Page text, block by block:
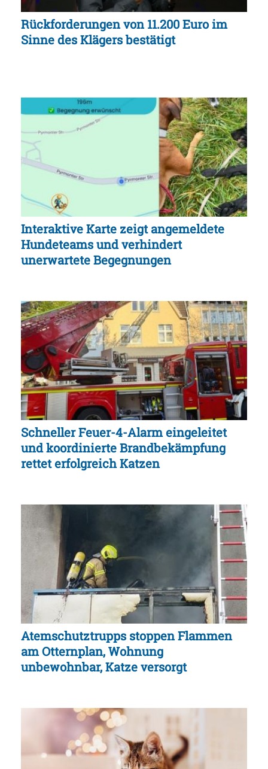
Rückforderungen von 11.200 Euro im
Sinne des Klägers bestätigt
Interaktive Karte zeigt angemeldete
Hundeteams und verhindert
unerwartete Begegnungen
Schneller Feuer-4-Alarm eingeleitet
und koordinierte Brandbekämpfung
rettet erfolgreich Katzen
Atemschutztrupps stoppen Flammen
am Otternplan, Wohnung
unbewohnbar, Katze versorgt